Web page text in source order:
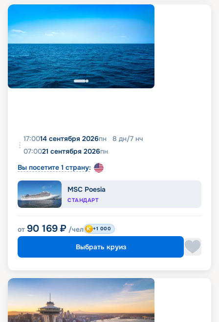
17:0014 сентября 2026пн 8 дн/7 нч
07:0021 сентября 2026пн
Вы посетите 1 страну:
MSC Poesia
СТАНДАРТ
от 90 169 ₽ /чел +1 000
Выбрать круиз